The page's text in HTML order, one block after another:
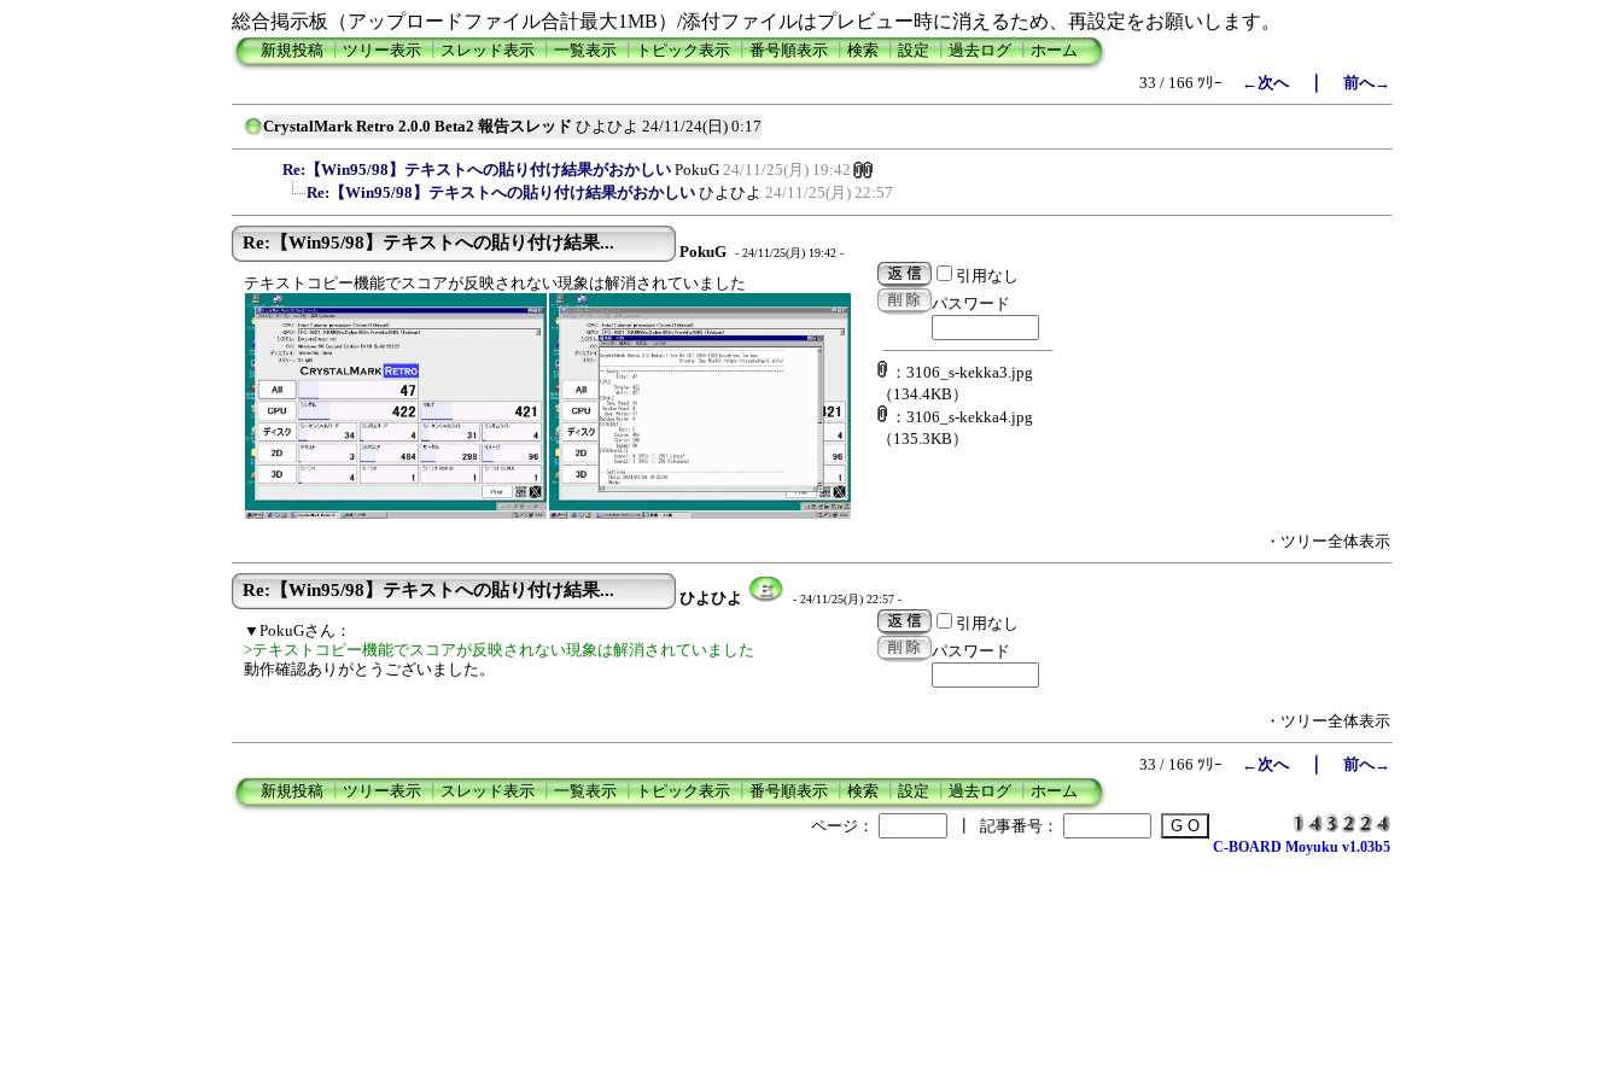
総合掲示板（アップロードファイル合計最大1MB）/添付ファイルはプレビュー時に消えるため、再設定をお願いします。
新規投稿┃ツリー表示┃スレッド表示┃一覧表示┃トピック表示┃番号順表示┃検索┃設定┃過去ログ┃ホーム
33 / 166 ﾂﾘｰ
←次へ｜ 前へ→
CrystalMark Retro 2.0.0 Beta2 報告スレッド ひよひよ 24/11/24(日) 0:17
Re:【Win95/98】テキストへの貼り付け結果がおかしい PokuG 24/11/25(月) 19:42
Re:【Win95/98】テキストへの貼り付け結果がおかしい ひよひよ 24/11/25(月) 22:57
Re:【Win95/98】テキストへの貼り付け結果... PokuG - 24/11/25(月) 19:42 -
テキストコピー機能でスコアが反映されない現象は解消されていました
引用なし
パスワード
：3106_s-kekka3.jpg
（134.4KB）
：3106_s-kekka4.jpg
（135.3KB）
・ツリー全体表示
Re:【Win95/98】テキストへの貼り付け結果... ひよひよ - 24/11/25(月) 22:57 -
▼PokuGさん：
>テキストコピー機能でスコアが反映されない現象は解消されていました
動作確認ありがとうございました。
引用なし
パスワード
・ツリー全体表示
33 / 166 ﾂﾘｰ ←次へ｜ 前へ→
新規投稿┃ツリー表示┃スレッド表示┃一覧表示┃トピック表示┃番号順表示┃検索┃設定┃過去ログ┃ホーム
ページ：
記事番号：
C-BOARD Moyuku v1.03b5